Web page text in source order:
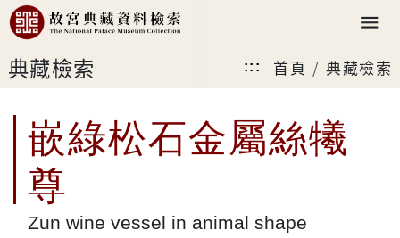
典藏檢索 ::: 首頁 典藏檢索
嵌綠松石金屬絲犧
尊
Zun wine vessel in animal shape